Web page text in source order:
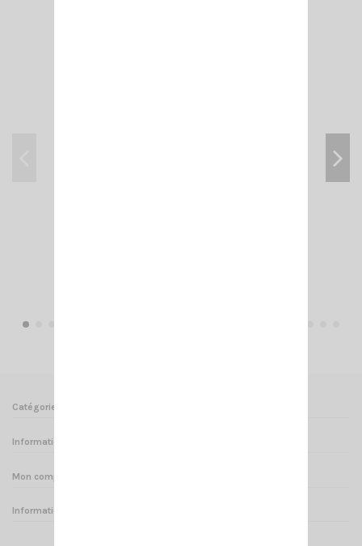
Catégories
Informations
Mon compte
Informations sur votre boutique